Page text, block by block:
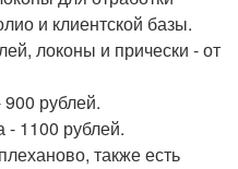
и клиентской базы.
локоны и прически - от
рублей.
- 1100 рублей.
также есть